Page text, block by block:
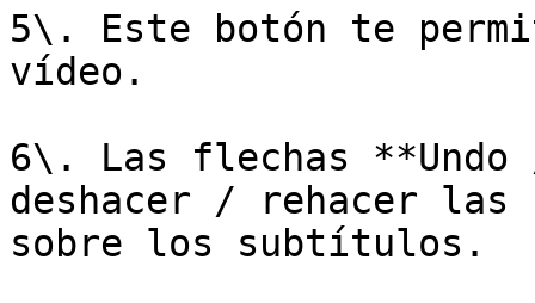
5\. Este botón te
vídeo.
6\. Las flechas **Undo
deshacer / rehacer las